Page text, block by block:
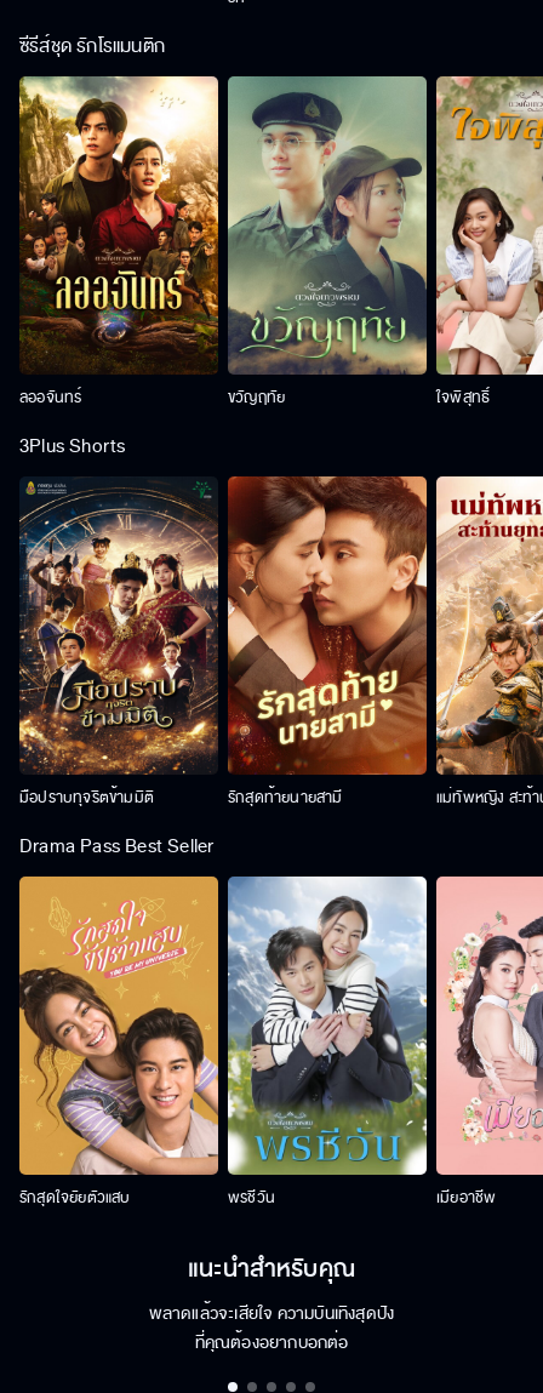
ซีรีส์ชุด รักโรแมนติก
ลออจันทร์ ขวัญฤทัย ใจพิสุทธิ์
3Plus Shorts
มือปราบทุจริตข้ามมิติ รักสุดท้ายนายสามี แม่ทัพหญิง สะท้
Drama Pass Best Seller
รักสุดใจยัยตัวแสบ พรชีวัน เมียอาชีพ
แนะนำสำหรับคุณ
พลาดแล้วจะเสียใจ ความบันเทิงสุดปัง
ที่คุณต้องอยากบอกต่อ